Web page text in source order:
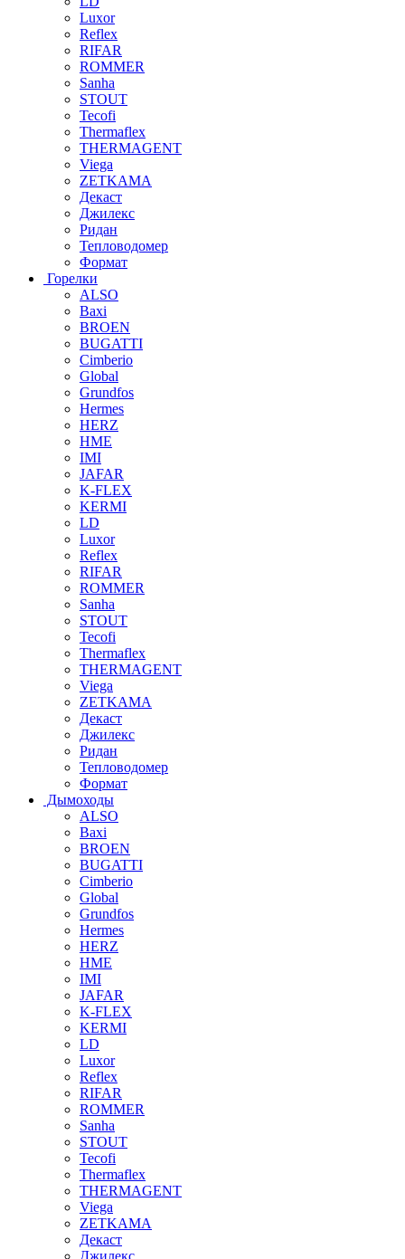
Luxor
Reflex
RIFAR
ROMMER
Sanha
STOUT
Tecofi
Thermaflex
THERMAGENT
Viega
ZETKAMA
Декаст
Джилекс
Ридан
Тепловодомер
Формат
Горелки
ALSO
Baxi
BROEN
BUGATTI
Cimberio
Global
Grundfos
Hermes
HERZ
HME
IMI
JAFAR
K-FLEX
KERMI
LD
Luxor
Reflex
RIFAR
ROMMER
Sanha
STOUT
Tecofi
Thermaflex
THERMAGENT
Viega
ZETKAMA
Декаст
Джилекс
Ридан
Тепловодомер
Формат
Дымоходы
ALSO
Baxi
BROEN
BUGATTI
Cimberio
Global
Grundfos
Hermes
HERZ
HME
IMI
JAFAR
K-FLEX
KERMI
LD
Luxor
Reflex
RIFAR
ROMMER
Sanha
STOUT
Tecofi
Thermaflex
THERMAGENT
Viega
ZETKAMA
Декаст
Джилекс